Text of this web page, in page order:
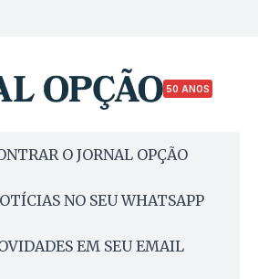
50 ANOS
O JORNAL OPÇÃO
NO SEU WHATSAPP
EM SEU EMAIL